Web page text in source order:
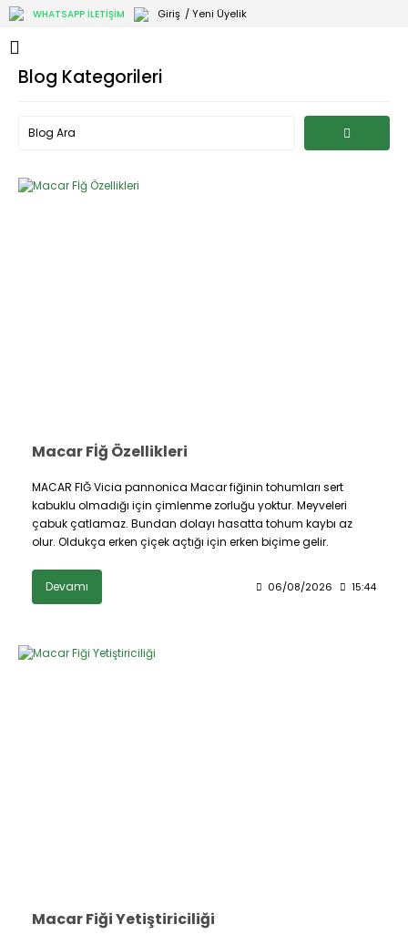
WHATSAPP İLETİŞİM Giriş / Yeni Üyelik
Blog Kategorileri
Macar Fİğ Özellikleri
MACAR FIĞ Vicia pannonica Macar fiğinin tohumları sert
kabuklu olmadığı için çimlenme zorluğu yoktur. Meyveleri
çabuk çatlamaz. Bundan dolayı hasatta tohum kaybı az
olur. Oldukça erken çiçek açtığı için erken biçime gelir.
Devamı 06/08/2026 15:44
Macar Fiği Yetiştiriciliği